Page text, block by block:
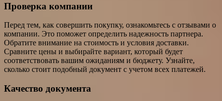
Проверка компании
Перед тем, как совершить покупку, ознакомьтесь с отзывами о
компании. Это поможет определить надежность партнера.
Обратите внимание на стоимость и условия доставки.
Сравните цены и выбирайте вариант, который будет
соответствовать вашим ожиданиям и бюджету. Узнайте,
сколько стоит подобный документ с учетом всех платежей.
Качество документа